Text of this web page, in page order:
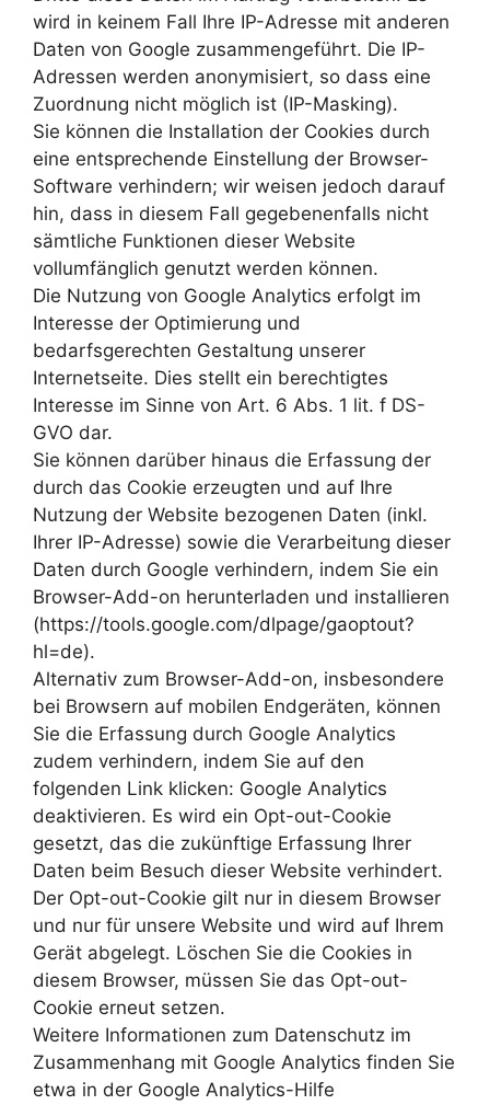
wird in keinem Fall Ihre IP-Adresse mit anderen
Daten von Google zusammengeführt. Die IP-
Adressen werden anonymisiert, so dass eine
Zuordnung nicht möglich ist (IP-Masking).
Sie können die Installation der Cookies durch
eine entsprechende Einstellung der Browser-
Software verhindern; wir weisen jedoch darauf
hin, dass in diesem Fall gegebenenfalls nicht
sämtliche Funktionen dieser Website
vollumfänglich genutzt werden können.
Die Nutzung von Google Analytics erfolgt im
Interesse der Optimierung und
bedarfsgerechten Gestaltung unserer
Internetseite. Dies stellt ein berechtigtes
Interesse im Sinne von Art. 6 Abs. 1 lit. f DS-
GVO dar.
Sie können darüber hinaus die Erfassung der
durch das Cookie erzeugten und auf Ihre
Nutzung der Website bezogenen Daten (inkl.
Ihrer IP-Adresse) sowie die Verarbeitung dieser
Daten durch Google verhindern, indem Sie ein
Browser-Add-on herunterladen und installieren
(https://tools.google.com/dlpage/gaoptout?
hl=de).
Alternativ zum Browser-Add-on, insbesondere
bei Browsern auf mobilen Endgeräten, können
Sie die Erfassung durch Google Analytics
zudem verhindern, indem Sie auf den
folgenden Link klicken: Google Analytics
deaktivieren. Es wird ein Opt-out-Cookie
gesetzt, das die zukünftige Erfassung Ihrer
Daten beim Besuch dieser Website verhindert.
Der Opt-out-Cookie gilt nur in diesem Browser
und nur für unsere Website und wird auf Ihrem
Gerät abgelegt. Löschen Sie die Cookies in
diesem Browser, müssen Sie das Opt-out-
Cookie erneut setzen.
Weitere Informationen zum Datenschutz im
Zusammenhang mit Google Analytics finden Sie
etwa in der Google Analytics-Hilfe